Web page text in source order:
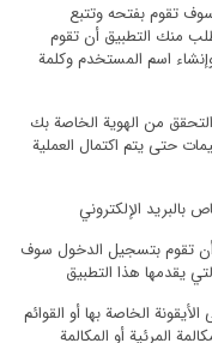
تقوم بفتحه وتتبع
منك التطبيق أن تقوم
اسم المستخدم وكلمة
من الهوية الخاصة بك
حتى يتم اكتمال العملية
بالبريد الإلكتروني
أن تقوم بتسجيل الدخول سوف
يقدمها هذا التطبيق
الخاصة بها أو القوائم
المرئية أو المكالمة